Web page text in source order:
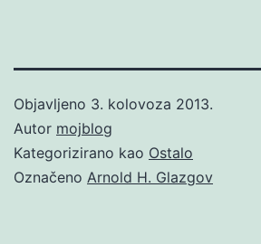
Objavljeno 3. kolovoza 2013.
Autor mojblog
Kategorizirano kao Ostalo
Označeno Arnold H. Glazgov